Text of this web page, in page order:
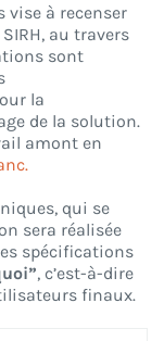
à recenser
au travers
sont
la
de la solution.
amont en
qui se
sera réalisée
spécifications
, c’est-à-dire
finaux.